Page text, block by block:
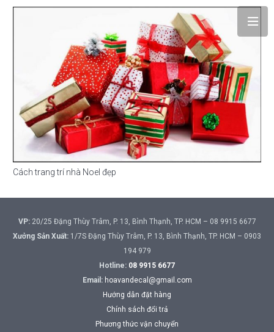
Cách trang trí nhà Noel đẹp
VP:20/25 Đặng Thùy Trâm, P. 13, Bình Thạnh, TP. HCM – 08 9915 6677
Xưởng Sản Xuất: 1/7S Đặng Thùy Trâm, P. 13, Bình Thạnh, TP. HCM – 0903
194 979
Hotline: 08 9915 6677
Email: hoavandecal@gmail.com
Hướng dẫn đặt hàng
Chính sách đổi trả
Phương thức vận chuyển